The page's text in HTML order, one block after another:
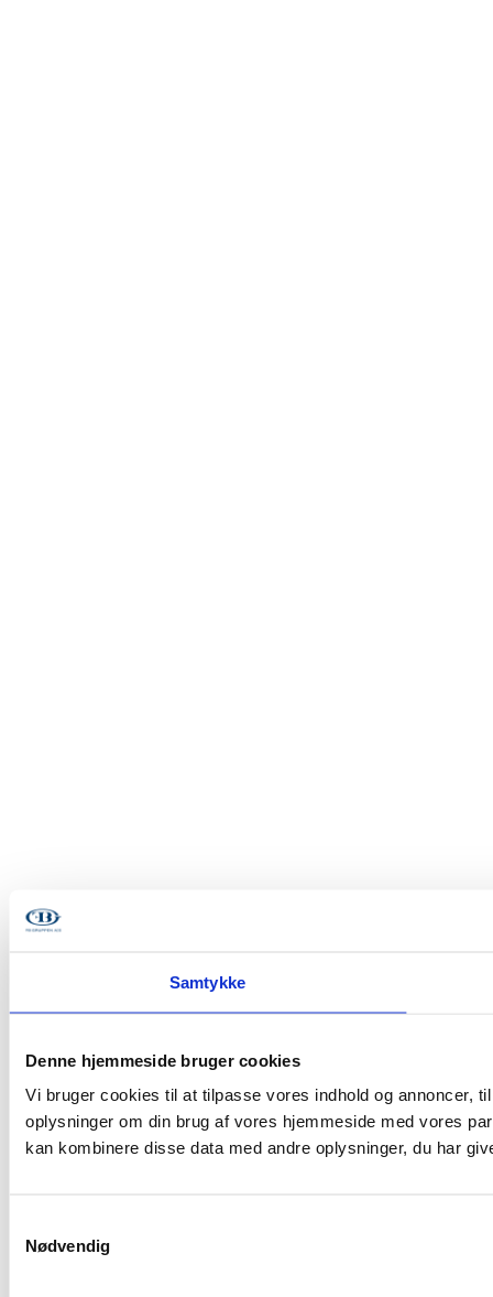
Samtykke
Denne hjemmeside bruger cookies
Vi bruger cookies til at tilpasse vores indhold og annoncer,
oplysninger om din brug af vores hjemmeside med vores
kan kombinere disse data med andre oplysninger, du har
Nødvendig